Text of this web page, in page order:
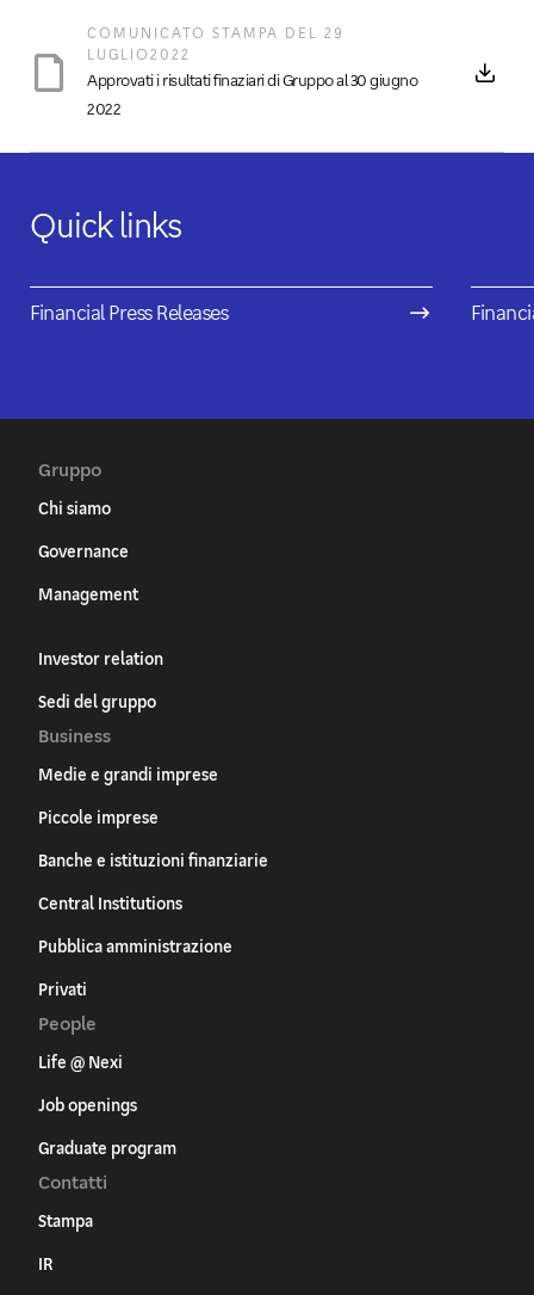
COMUNICATO STAMPA DEL 29
LUGLIO2022
Approvati i risultati finaziari di Gruppo al 30 giugno
2022
Quick links
Financial Press Releases
Gruppo
Chi siamo
Governance
Management
Investor relation
Sedi del gruppo
Business
Medie e grandi imprese
Piccole imprese
Banche e istituzioni finanziarie
Central Institutions
Pubblica amministrazione
Privati
People
Life @ Nexi
Job openings
Graduate program
Contatti
Stampa
IR